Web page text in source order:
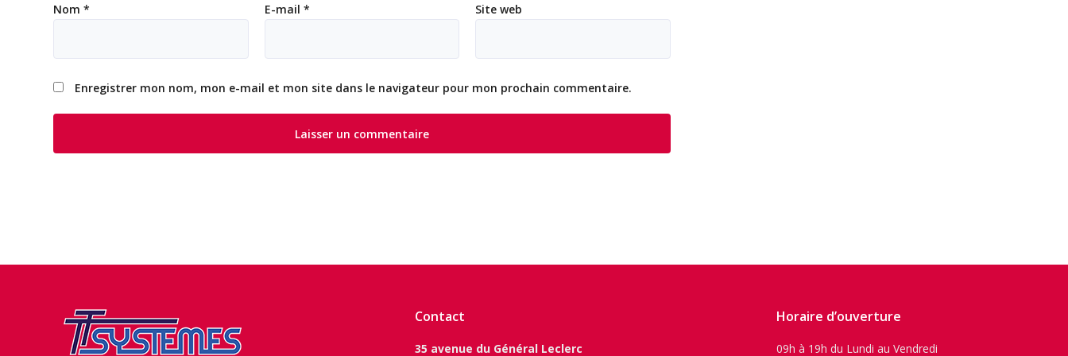
Nom * E-mail * Site web
Enregistrer mon nom, mon e-mail et mon site dans le navigateur pour mon prochain commentaire.
Contact
35 avenue du Général Leclerc
Horaire d’ouverture
09h à 19h du Lundi au Vendredi